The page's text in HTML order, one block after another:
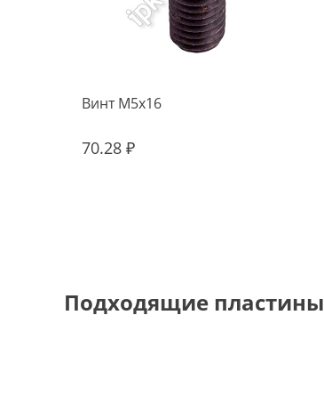
Винт M5x16
70.28 ₽
Подходящие пластины